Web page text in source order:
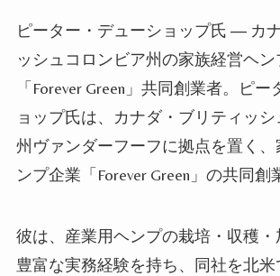
ピーター・デューショップ氏 ― カ
ッシュコロンビア州の家族経営ヘン
「Forever Green」共同創業者。ピ
ョップ氏は、カナダ・ブリティッ
州ヴァンダーフーフに拠点を置く
ンプ企業「Forever Green」の共同創
彼は、産業用ヘンプの栽培・収穫・
豊富な実務経験を持ち、同社を北米